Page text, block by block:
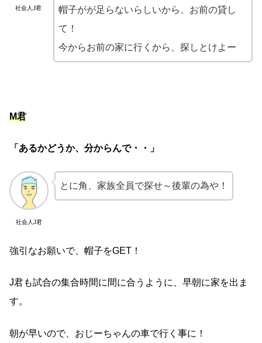
社会人J君
帽子がが足らないらしいから、お前の貸し
て！
今からお前の家に行くから、探しとけよー
M君
「あるかどうか、分からんで・・」
社会人J君
とに角、家族全員で探せ～後輩の為や！
強引なお願いで、帽子をGET！
J君も試合の集合時間に間に合うように、早朝に家を出ま
す。
朝が早いので、おじーちゃんの車で行く事に！